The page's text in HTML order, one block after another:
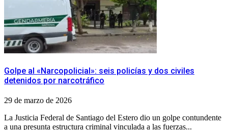
​Golpe al «Narcopolicial»: seis policías y dos civiles
detenidos por narcotráfico
29 de marzo de 2026
​La Justicia Federal de Santiago del Estero dio un golpe contundente
a una presunta estructura criminal vinculada a las fuerzas...